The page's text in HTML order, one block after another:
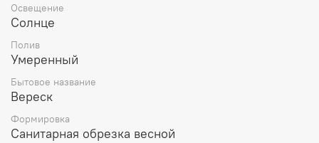
Освещение
Солнце
Полив
Умеренный
Бытовое название
Вереск
Формировка
Санитарная обрезка весной